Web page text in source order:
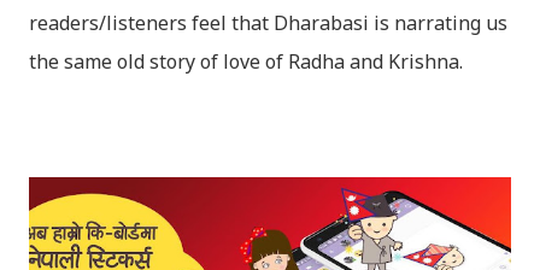
readers/listeners feel that Dharabasi is narrating us
the same old story of love of Radha and Krishna.
it speaks of so many hidden things that we will be
amazed while ending it up. Radha and Krishna are
the eternal lovers. Lord Krishna and Radha are